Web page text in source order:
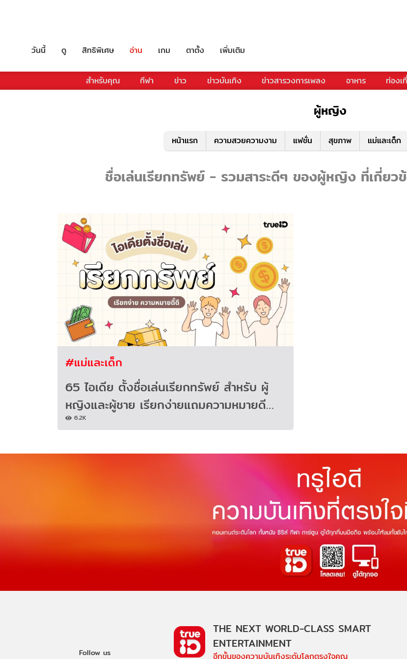
วันนี้ ดู สิทธิพิเศษ อ่าน เกม ตาตั้ง เพิ่มเติม
สำหรับคุณ กีฬา ข่าว ข่าวบันเทิง ข่าวสารวงการเพลง อาหาร ท่องเ
ผู้หญิง
หน้าแรก ความสวยความงาม แฟชั่น สุขภาพ แม่และเด็ก
ชื่อเล่นเรียกทรัพย์ - รวมสาระดีๆ ของผู้หญิง ที่เกี่ยว
#แม่และเด็ก
65 ไอเดีย ตั้งชื่อเล่นเรียกทรัพย์ สำหรับ ผู้
หญิงและผู้ชาย เรียกง่ายแถมความหมายดี…
6.2K
Follow us
THE NEXT WORLD-CLASS SMART
ENTERTAINMENT
อีกขั้นของความบันเทิงระดับโลกตรงใจคุณ